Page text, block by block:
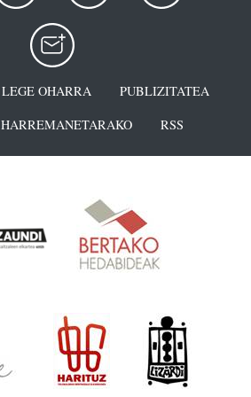
LEGE OHARRA
PUBLIZITATEA
HARREMANETARAKO RSS